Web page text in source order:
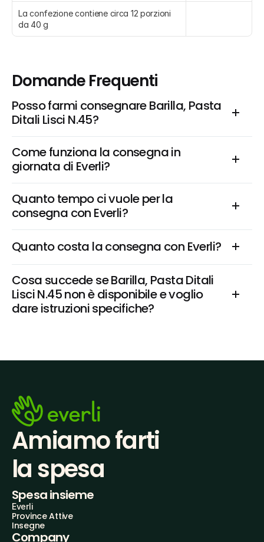
La confezione contiene circa 12 porzioni
da 40 g
Domande Frequenti
Posso farmi consegnare Barilla, Pasta
Ditali Lisci N.45?
Come funziona la consegna in
giornata di Everli?
Quanto tempo ci vuole per la
consegna con Everli?
Quanto costa la consegna con Everli?
Cosa succede se Barilla, Pasta Ditali
Lisci N.45 non è disponibile e voglio
dare istruzioni specifiche?
Amiamo farti
la spesa
Spesa insieme
Everli
Province Attive
Insegne
Company